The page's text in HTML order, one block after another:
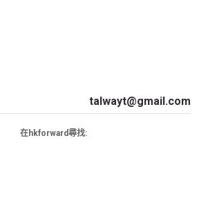
talwayt@gmail.com
在hkforward尋找: